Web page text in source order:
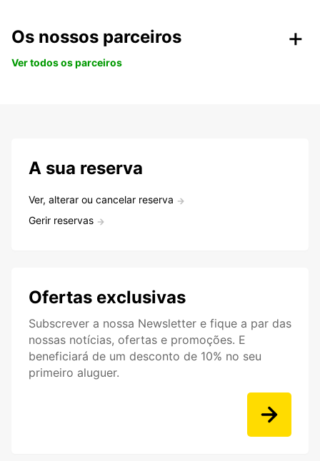
Os nossos parceiros
Ver todos os parceiros
A sua reserva
Ver, alterar ou cancelar reserva
Gerir reservas
Ofertas exclusivas
Subscrever a nossa Newsletter e fique a par das
nossas notícias, ofertas e promoções. E
beneficiará de um desconto de 10% no seu
primeiro aluguer.